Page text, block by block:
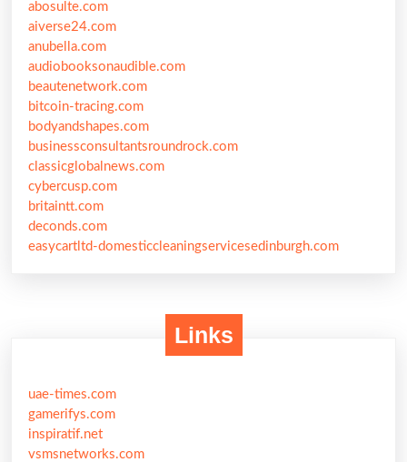
abosulte.com
aiverse24.com
anubella.com
audiobooksonaudible.com
beautenetwork.com
bitcoin-tracing.com
bodyandshapes.com
businessconsultantsroundrock.com
classicglobalnews.com
cybercusp.com
britaintt.com
deconds.com
easycartltd-domesticcleaningservicesedinburgh.com
Links
uae-times.com
gamerifys.com
inspiratif.net
vsmsnetworks.com